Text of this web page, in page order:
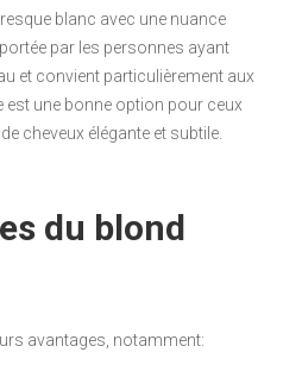
blanc avec une nuance
par les personnes ayant
et convient particulièrement aux
est une bonne option pour ceux
cheveux élégante et subtile.
du blond
avantages, notamment: